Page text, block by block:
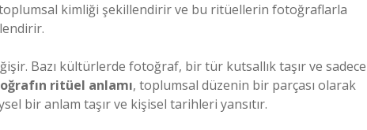
kimliği şekillendirir ve bu ritüellerin fotoğraflarla
Bazı kültürlerde fotoğraf, bir tür kutsallık taşır ve sadece
ritüel anlamı, toplumsal düzenin bir parçası olarak
bir anlam taşır ve kişisel tarihleri yansıtır.